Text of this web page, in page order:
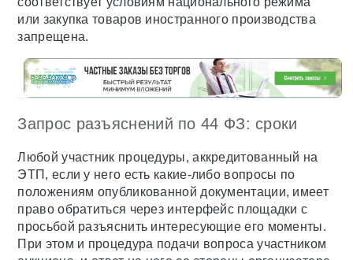
или закупка товаров иностранного производства
запрещена.
Запрос разъяснений по 44 ФЗ: сроки
Любой участник процедуры, аккредитованный на
ЭТП, если у него есть какие-либо вопросы по
положениям опубликованной документации, имеет
право обратиться через интерфейс площадки с
просьбой разъяснить интересующие его моменты.
При этом и процедура подачи вопроса участником